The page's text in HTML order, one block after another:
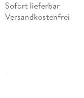
Sofort lieferbar
Versandkostenfrei